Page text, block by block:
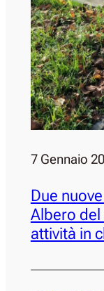
7 Gennaio
Due
Albero
attività in